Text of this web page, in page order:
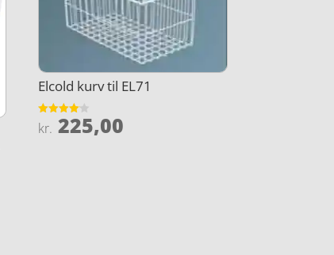
Elcold kurv til EL71
Vurderet
4.1
kr. 225,00